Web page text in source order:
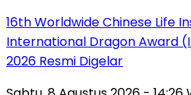
16th Worldwide Chinese Life
International Dragon Award
2026 Resmi Digelar